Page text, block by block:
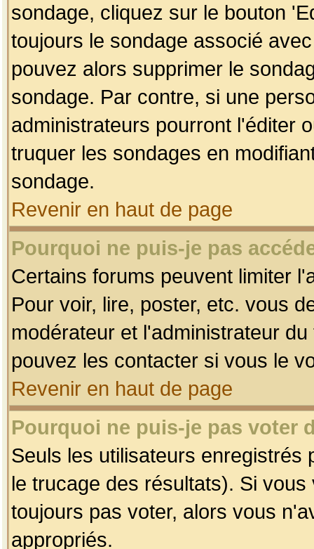
sondage, cliquez sur le bouton
toujours le sondage associé
pouvez alors supprimer le
sondage. Par contre, si une
administrateurs pourront l'éditer
truquer les sondages en
sondage.
Revenir en haut de page
Pourquoi ne puis-je pas
Certains forums peuvent limiter
Pour voir, lire, poster, etc. vous
modérateur et l'administrateur
pouvez les contacter si vous le
Revenir en haut de page
Pourquoi ne puis-je pas voter
Seuls les utilisateurs enregistrés
le trucage des résultats). Si
toujours pas voter, alors vous
appropriés.